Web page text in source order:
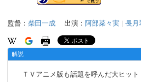
監督： 柴田一成 出演： 阿部菜々実 | 長月
解説
ＴＶアニメ版も話題を呼んだ大ヒット